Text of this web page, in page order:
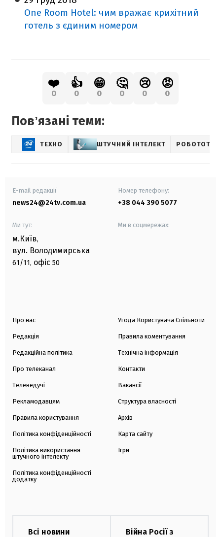
One Room Hotel: чим вражає крихітний
готель з єдиним номером
❤️
0
👍
0
😁
0
🤔
0
😢
0
😡
0
Повʼязані теми:
ТЕХНО ШТУЧНИЙ ІНТЕЛЕКТ
E-mail редакції
news24@24tv.com.ua
Номер телефону:
+38 044 390 5077
Ми тут:
м.Київ,
вул. Володимирська
61/11, офіс 50
Ми в соцмережах:
Про нас
Редакція
Редакційна політика
Про телеканал
Телеведучі
Рекламодавцям
Правила користування
Політика конфіденційності
Політика використання
штучного інтелекту
Політика конфіденційності
додатку
Угода Користувача Спільноти
Правила коментування
Технічна інформація
Контакти
Вакансії
Структура власності
Архів
Карта сайту
Ігри
Всі новини
Війна Росії з